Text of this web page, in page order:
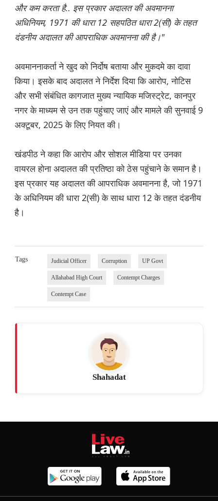
और कम करता है.. इस प्रकार अदालत की अवमानना ​​
अधिनियम, 1971 की धारा 12 सहपठित धारा 2(सी) के तहत
दंडनीय अदालत की आपराधिक अवमानना ​​की है।"
अवमाननाकर्ता ने खुद को निर्दोष बताया और मुकदमे का दावा
किया। इसके बाद अदालत ने निर्देश दिया कि आरोप, नोटिस
और सभी संबंधित कागजात मुख्य न्यायिक मजिस्ट्रेट, कानपुर
नगर के माध्यम से उन तक पहुंचाए जाएं और मामले की सुनवाई 9
अक्टूबर, 2025 के लिए नियत की।
खंडपीठ ने कहा कि आरोप और सोशल मीडिया पर उनका
वायरल होना अदालत की प्रतिष्ठा को ठेस पहुंचाने के समान है।
इस प्रकार यह अदालत की आपराधिक अवमानना ​​है, जो 1971
के अधिनियम की धारा 2(सी) के साथ धारा 12 के तहत दंडनीय
है।
Tags Judicial Officer Corruption UP Govt
Allahabad High Court Contempt Charges
Contempt Case
Shahadat